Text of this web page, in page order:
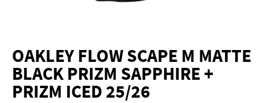
OAKLEY FLOW SCAPE M MATTE
BLACK PRIZM SAPPHIRE +
PRIZM ICED 25/26